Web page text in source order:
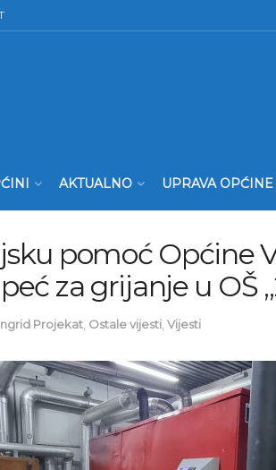
AKTUALNO UPRAVA OPĆINE
pomoć Općine
za grijanje u OŠ
Projekat Ostale vijesti Vijesti